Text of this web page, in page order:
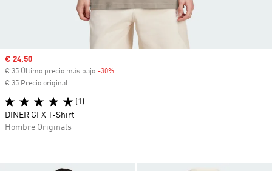
Precio de venta
€ 24,50
€ 35 Último precio más bajo -30%
€ 35 Precio original
(1)
DINER GFX T-Shirt
Hombre Originals